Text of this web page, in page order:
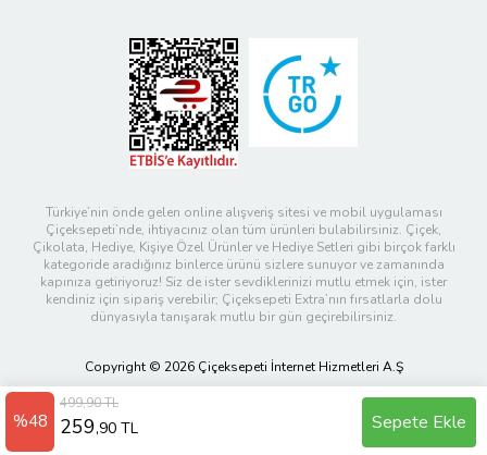
%48
499,90 TL
259,90 TL Sepete Ekle
Türkiye’nin önde gelen online alışveriş sitesi ve mobil uygulaması
Çiçeksepeti’nde, ihtiyacınız olan tüm ürünleri bulabilirsiniz. Çiçek,
Çikolata, Hediye, Kişiye Özel Ürünler ve Hediye Setleri gibi birçok farklı
kategoride aradığınız binlerce ürünü sizlere sunuyor ve zamanında
kapınıza getiriyoruz! Siz de ister sevdiklerinizi mutlu etmek için, ister
kendiniz için sipariş verebilir; Çiçeksepeti Extra’nın fırsatlarla dolu
dünyasıyla tanışarak mutlu bir gün geçirebilirsiniz.
Copyright © 2026 Çiçeksepeti İnternet Hizmetleri A.Ş